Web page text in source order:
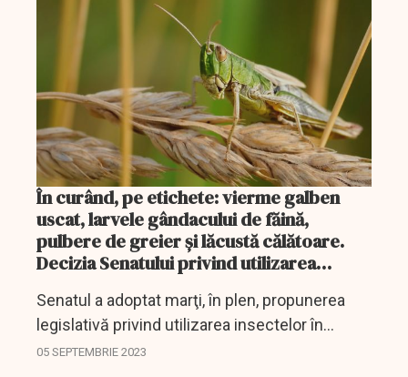
condiții...
În curând, pe etichete: vierme galben
uscat, larvele gândacului de făină,
pulbere de greier şi lăcustă călătoare.
Decizia Senatului privind utilizarea
Senatul a adoptat marţi, în plen, propunerea
legislativă privind utilizarea insectelor în
produsele alimentare şi comercializarea
05 SEPTEMBRIE 2023